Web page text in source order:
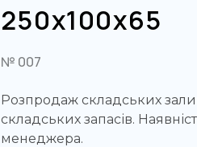
250х100х65
№ 007
Розпродаж складських
складських запасів.
менеджера.